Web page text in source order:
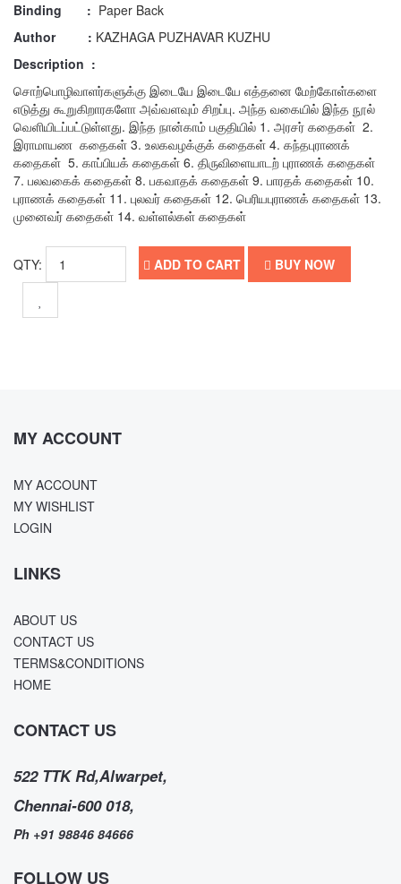
Binding : Paper Back
Author : KAZHAGA PUZHAVAR KUZHU
Description :
சொற்பொழிவாளர்களுக்கு இடையே இடையே எத்தனை மேற்கோள்களை
எடுத்து கூறுகிறாரகளோ அவ்வளவும் சிறப்பு. அந்த வகையில் இந்த நூல்
வெளியிடப்பட்டுள்ளது. இந்த நான்காம் பகுதியில் 1. அரசர் கதைகள் 2.
இராமாயண கதைகள் 3. உலகவழக்குக் கதைகள் 4. கந்தபுராணக்
கதைகள் 5. காப்பியக் கதைகள் 6. திருவிளையாடற் புராணக் கதைகள்
7. பலவகைக் கதைகள் 8. பகவாதக் கதைகள் 9. பாரதக் கதைகள் 10.
புராணக் கதைகள் 11. புலவர் கதைகள் 12. பெரியபுராணக் கதைகள் 13.
முனைவர் கதைகள் 14. வள்ளல்கள் கதைகள்
QTY: ADD TO CART BUY NOW
MY ACCOUNT
MY ACCOUNT
MY WISHLIST
LOGIN
LINKS
ABOUT US
CONTACT US
TERMS&CONDITIONS
HOME
CONTACT US
522 TTK Rd,Alwarpet,
Chennai-600 018,
Ph +91 98846 84666
FOLLOW US